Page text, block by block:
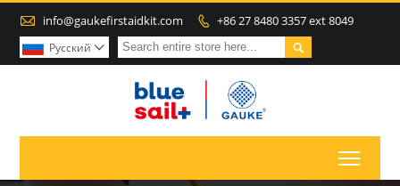
 info@gaukefirstaidkit.com  +86 27 8480 3357 ext 8049

Pусский 